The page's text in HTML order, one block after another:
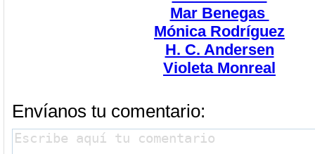
Mar Benegas
Mónica Rodríguez
H. C. Andersen
Violeta Monreal
Envíanos tu comentario: